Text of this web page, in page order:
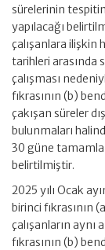
sürelerinin
yapılacağı
çalışanlara ilişkin
tarihleri arasında
çalışması
fıkrasının (b)
çakışan süreler
bulunmaları
30 güne
belirtilmiştir.
2025 yılı Ocak
birinci fıkrasının
çalışanların
fıkrasının (b)